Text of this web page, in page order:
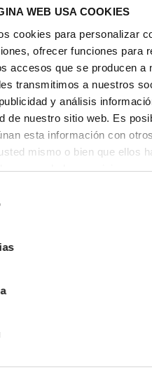
WEB USA COOKIES
cookies para personalizar
ofrecer funciones para
accesos que se producen a
transmitimos a nuestros
y análisis
de nuestro sitio web. Es
esta información con
mismo o bien que ellos
su uso de los servicios.
su consentimiento según
punto 1, letra a del RGPD
en los Estados Unidos. El
a Estados Unidos
de la UE. Existe
también sin opciones de
no se produce la
a la intemperie
a los rayos UV
a temperaturas de
luminosos